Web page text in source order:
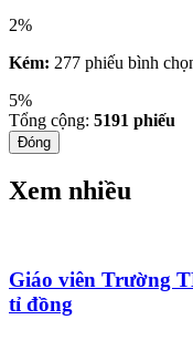
2%
Kém: 277 phiếu bình
5%
Tổng cộng: 5191 phiếu
Đóng
Xem nhiều
Giáo viên Trường
tỉ đồng